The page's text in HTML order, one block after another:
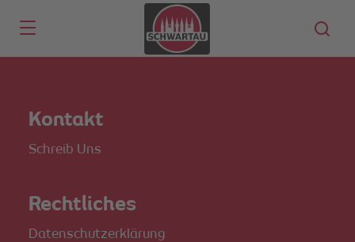
Kontakt
Schreib Uns
Rechtliches
Datenschutzerklärung